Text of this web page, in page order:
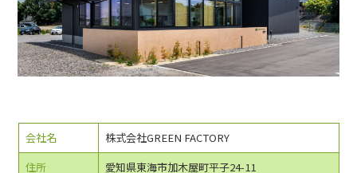
会社名
株式会社GREEN FACTORY
住所
愛知県東海市加木屋町平子24-11